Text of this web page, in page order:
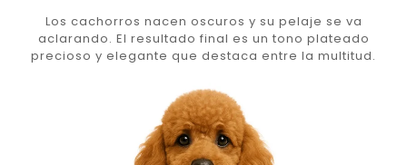
Los cachorros nacen oscuros y su pelaje se va
aclarando. El resultado final es un tono plateado
precioso y elegante que destaca entre la multitud.